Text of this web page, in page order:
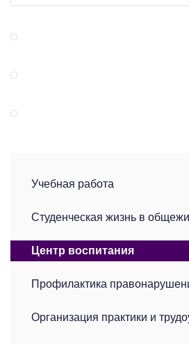
Учебная работа
Студенческая жизнь в
Центр воспитания
Профилактика
Организация практики и